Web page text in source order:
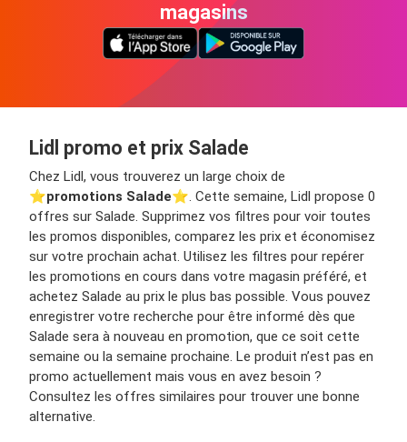
magasins
Lidl promo et prix Salade
Chez Lidl, vous trouverez un large choix de
⭐️promotions Salade⭐️. Cette semaine, Lidl propose 0
offres sur Salade. Supprimez vos filtres pour voir toutes
les promos disponibles, comparez les prix et économisez
sur votre prochain achat. Utilisez les filtres pour repérer
les promotions en cours dans votre magasin préféré, et
achetez Salade au prix le plus bas possible. Vous pouvez
enregistrer votre recherche pour être informé dès que
Salade sera à nouveau en promotion, que ce soit cette
semaine ou la semaine prochaine. Le produit n’est pas en
promo actuellement mais vous en avez besoin ?
Consultez les offres similaires pour trouver une bonne
alternative.